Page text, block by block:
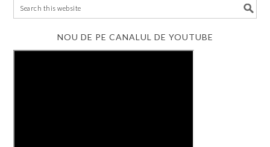
NOU DE PE CANALUL DE YOUTUBE